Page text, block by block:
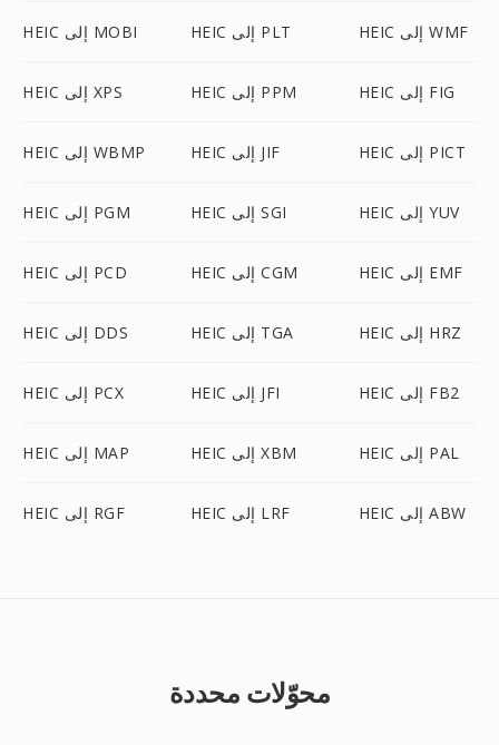
HEIC إلى MOBI HEIC إلى PLT HEIC إلى WMF
HEIC إلى XPS HEIC إلى PPM HEIC إلى FIG
HEIC إلى WBMP HEIC إلى JIF HEIC إلى PICT
HEIC إلى PGM HEIC إلى SGI HEIC إلى YUV
HEIC إلى PCD HEIC إلى CGM HEIC إلى EMF
HEIC إلى DDS HEIC إلى TGA HEIC إلى HRZ
HEIC إلى PCX HEIC إلى JFI HEIC إلى FB2
HEIC إلى MAP HEIC إلى XBM HEIC إلى PAL
HEIC إلى RGF HEIC إلى LRF HEIC إلى ABW
محوّلات محددة